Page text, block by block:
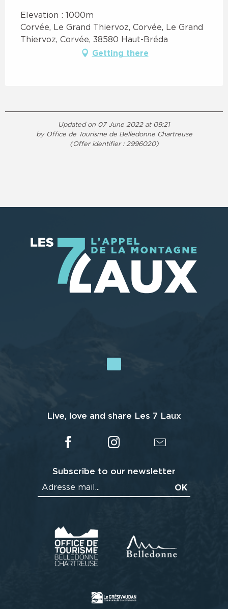
Elevation : 1000m
Corvée, Le Grand Thiervoz, Corvée, Le Grand
Thiervoz, Corvée, 38580 Haut-Bréda
Getting there
Updated on 07 June 2022 at 09:21
by Office de Tourisme de Belledonne Chartreuse
(Offer identifier : 2996020)
Live, love and share Les 7 Laux
Subscribe to our newsletter